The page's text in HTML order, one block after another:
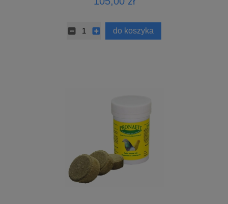
do koszyka